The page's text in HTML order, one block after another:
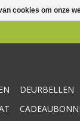
DEURBELLEN
cookies om onze